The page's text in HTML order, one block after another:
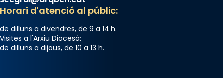
Horari d'atenció al públic:
de dilluns a divendres, de 9 a 14 h.
Visites a l'Arxiu Diocesà:
de dilluns a dijous, de 10 a 13 h.